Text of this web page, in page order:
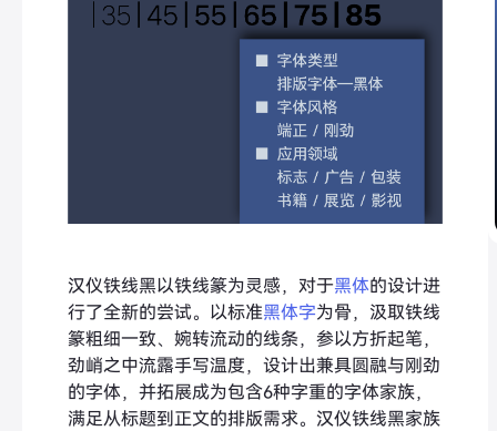
汉仪铁线黑以铁线篆为灵感，对于黑体的设计进
行了全新的尝试。以标准黑体字为骨，汲取铁线
篆粗细一致、婉转流动的线条，参以方折起笔，
劲峭之中流露手写温度，设计出兼具圆融与刚劲
的字体，并拓展成为包含6种字重的字体家族，
满足从标题到正文的排版需求。汉仪铁线黑家族